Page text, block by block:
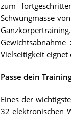
zum
Schwungmasse
Vielseitigkeit eignet
Passe dein
Eines der
32 elektronischen